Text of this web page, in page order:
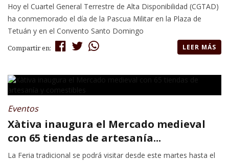
Hoy el Cuartel General Terrestre de Alta Disponibilidad (CGTAD)
ha conmemorado el día de la Pascua Militar en la Plaza de
Tetuán y en el Convento Santo Domingo
Compartir en: LEER MÁS
Eventos
Xàtiva inaugura el Mercado medieval
con 65 tiendas de artesanía...
La Feria tradicional se podrá visitar desde este martes hasta el